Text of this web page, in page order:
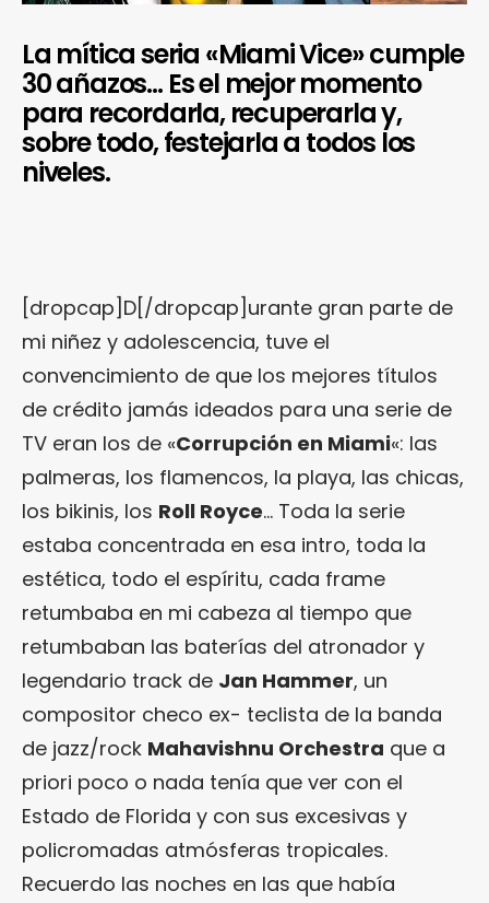
La mítica seria «Miami Vice» cumple
30 añazos… Es el mejor momento
para recordarla, recuperarla y,
sobre todo, festejarla a todos los
niveles.
[dropcap]D[/dropcap]urante gran parte de
mi niñez y adolescencia, tuve el
convencimiento de que los mejores títulos
de crédito jamás ideados para una serie de
TV eran los de «Corrupción en Miami«: las
palmeras, los flamencos, la playa, las chicas,
los bikinis, los Roll Royce… Toda la serie
estaba concentrada en esa intro, toda la
estética, todo el espíritu, cada frame
retumbaba en mi cabeza al tiempo que
retumbaban las baterías del atronador y
legendario track de Jan Hammer, un
compositor checo ex- teclista de la banda
de jazz/rock Mahavishnu Orchestra que a
priori poco o nada tenía que ver con el
Estado de Florida y con sus excesivas y
policromadas atmósferas tropicales.
Recuerdo las noches en las que había